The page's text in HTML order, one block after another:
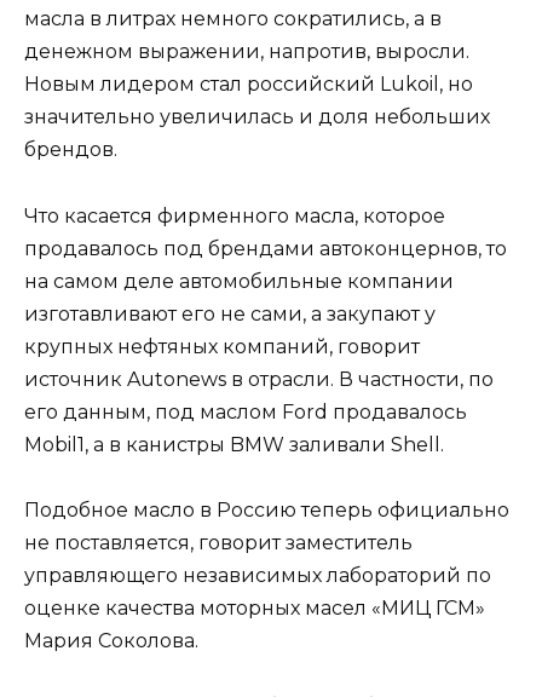
масла в литрах немного сократились, а в
денежном выражении, напротив, выросли.
Новым лидером стал российский Lukoil, но
значительно увеличилась и доля небольших
брендов.
Что касается фирменного масла, которое
продавалось под брендами автоконцернов, то
на самом деле автомобильные компании
изготавливают его не сами, а закупают у
крупных нефтяных компаний, говорит
источник Autonews в отрасли. В частности, по
его данным, под маслом Ford продавалось
Mobil1, а в канистры BMW заливали Shell.
Подобное масло в Россию теперь официально
не поставляется, говорит заместитель
управляющего независимых лабораторий по
оценке качества моторных масел «МИЦ ГСМ»
Мария Соколова.